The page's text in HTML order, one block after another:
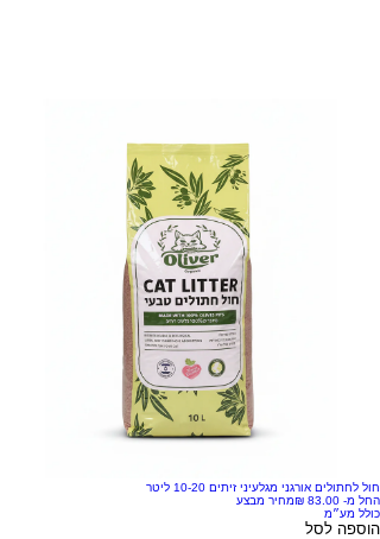
חול לחתולים אורגני מגלעיני זיתים 10-20 ליטר
החל מ-
מחיר מבצע
כולל מע״מ
הוספה לסל